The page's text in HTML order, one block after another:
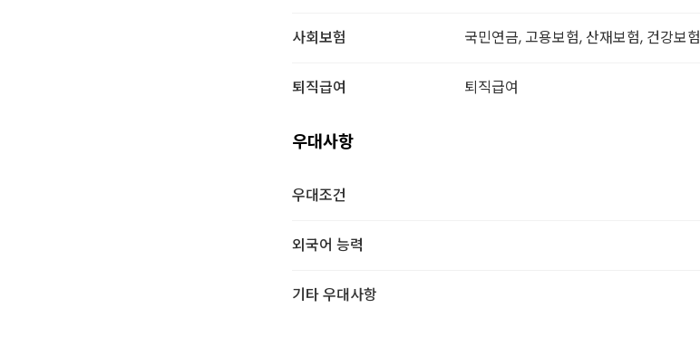
사회보험 국민연금, 고용보험, 산재보험, 건강보험
퇴직급여 퇴직급여
우대사항
우대조건
외국어 능력
기타 우대사항